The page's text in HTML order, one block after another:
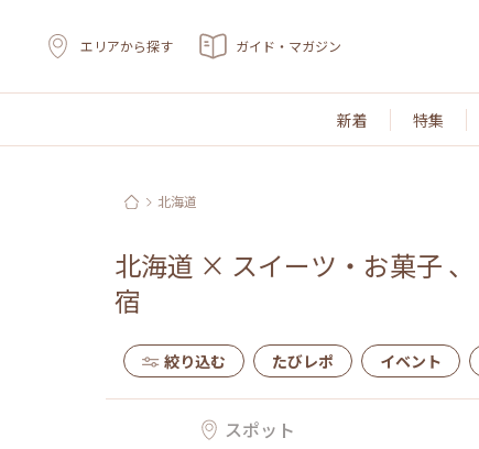
エリアから探す ガイド・マガジン
新着 特集
北海道
北海道 × スイーツ・お菓子 、
宿
絞り込む たびレポ イベント
スポット